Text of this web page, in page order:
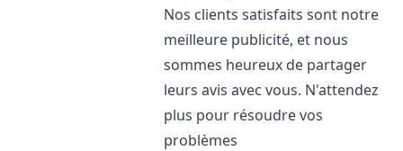
Nos clients satisfaits sont notre
meilleure publicité, et nous
sommes heureux de partager
leurs avis avec vous. N'attendez
plus pour résoudre vos
problèmes